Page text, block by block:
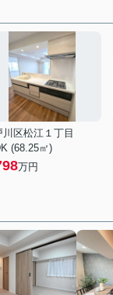
川区松江１丁目
(68.25㎡)
万円